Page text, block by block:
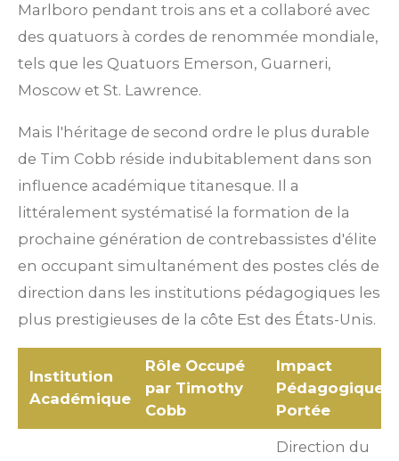
Marlboro pendant trois ans et a collaboré avec
des quatuors à cordes de renommée mondiale,
tels que les Quatuors Emerson, Guarneri,
Moscow et St. Lawrence.
Mais l'héritage de second ordre le plus durable
de Tim Cobb réside indubitablement dans son
influence académique titanesque. Il a
littéralement systématisé la formation de la
prochaine génération de contrebassistes d'élite
en occupant simultanément des postes clés de
direction dans les institutions pédagogiques les
plus prestigieuses de la côte Est des États-Unis.
Institution
Académique
Rôle Occupé
par Timothy
Cobb
Impact
Pédagogique
Portée
Direction du